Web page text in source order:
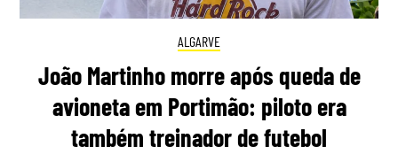
ALGARVE
João Martinho morre após queda de
avioneta em Portimão: piloto era
também treinador de futebol